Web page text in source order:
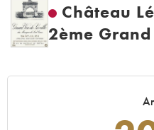
Château
2ème